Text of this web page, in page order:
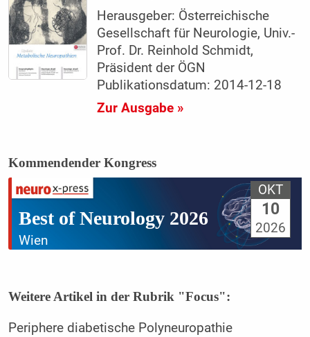
Herausgeber: Österreichische
Gesellschaft für Neurologie, Univ.-
Prof. Dr. Reinhold Schmidt,
Präsident der ÖGN
Publikationsdatum: 2014-12-18
Zur Ausgabe »
Kommendender Kongress
Best of Neurology 2026
Wien
OKT
10
2026
Weitere Artikel in der Rubrik "Focus":
Periphere diabetische Polyneuropathie